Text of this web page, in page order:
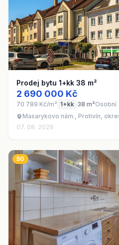
Prodej bytu 1+kk 38 m²
2 690 000 Kč
70 789 Kč/m² 1+kk 38 m²Osobní
Masarykovo nám., Protivín,
07. 08. 2026
50